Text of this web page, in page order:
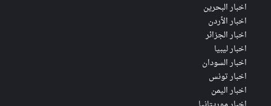
اخبار البحرين
اخبار الأردن
اخبار الجزائر
اخبار ليبيا
اخبار السودان
اخبار تونس
اخبار اليمن